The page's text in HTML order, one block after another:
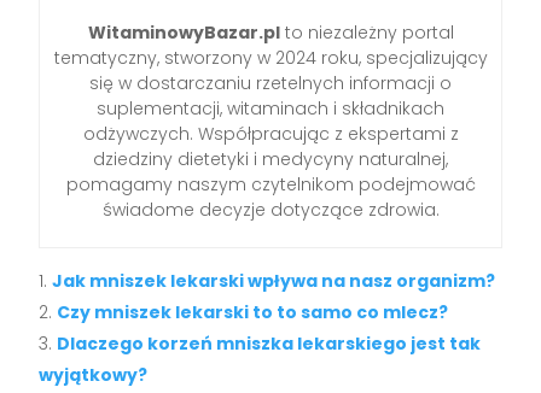
WitaminowyBazar.plto niezależny portal
tematyczny, stworzony w 2024 roku, specjalizujący
się w dostarczaniu rzetelnych informacji o
suplementacji, witaminach i składnikach
odżywczych. Współpracując z ekspertami z
dziedziny dietetyki i medycyny naturalnej,
pomagamy naszym czytelnikom podejmować
świadome decyzje dotyczące zdrowia.
Jak mniszek lekarski wpływa na nasz organizm?
Czy mniszek lekarski to to samo co mlecz?
Dlaczego korzeń mniszka lekarskiego jest tak
wyjątkowy?